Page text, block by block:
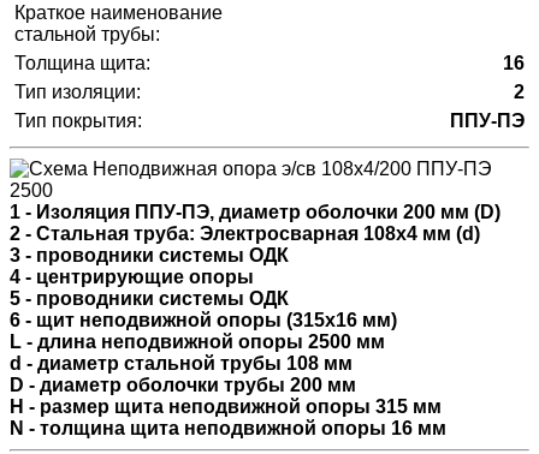
Краткое наименование
стальной трубы:
Толщина щита:
16
Тип изоляции:
2
Тип покрытия:
ППУ-ПЭ
1 - Изоляция ППУ-ПЭ, диаметр оболочки 200 мм (D)
2 - Стальная труба: Электросварная 108х4 мм (d)
3 - проводники системы ОДК
4 - центрирующие опоры
5 - проводники системы ОДК
6 - щит неподвижной опоры (315x16 мм)
L - длина неподвижной опоры 2500 мм
d - диаметр стальной трубы 108 мм
D - диаметр оболочки трубы 200 мм
H - размер щита неподвижной опоры 315 мм
N - толщина щита неподвижной опоры 16 мм